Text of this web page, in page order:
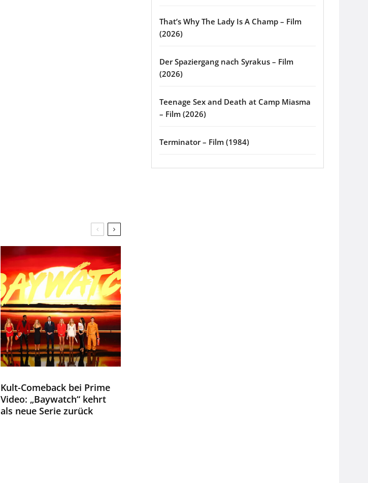
Kult-Comeback bei Prime
Video: „Baywatch“ kehrt
als neue Serie zurück
That’s Why The Lady Is A Champ – Film
(2026)
Der Spaziergang nach Syrakus – Film
(2026)
Teenage Sex and Death at Camp Miasma
– Film (2026)
Terminator – Film (1984)